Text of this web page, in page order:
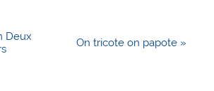
Deux
On tricote on papote »